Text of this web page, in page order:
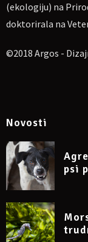
(ekologiju) na
doktorirala na
©2018 Argos -
Novosti
psi